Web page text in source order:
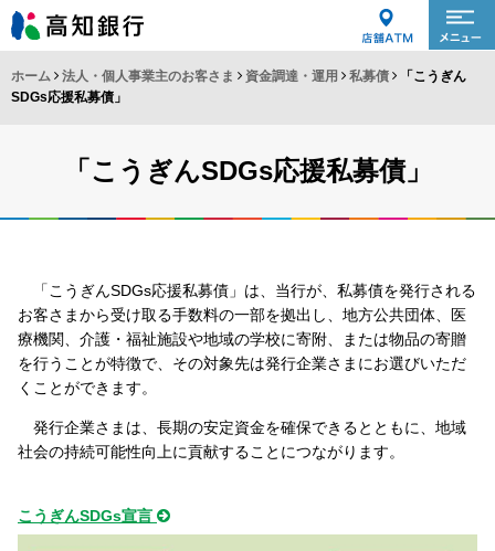
ホーム 法人・個人事業主のお客さま 資金調達・運用 私募債
「こうぎん
SDGs応援私募債」
「こうぎんSDGs応援私募債」
「こうぎんSDGs応援私募債」は、当行が、私募債を発行される
お客さまから受け取る手数料の一部を拠出し、地方公共団体、医
療機関、介護・福祉施設や地域の学校に寄附、または物品の寄贈
を行うことが特徴で、その対象先は発行企業さまにお選びいただ
くことができます。
発行企業さまは、長期の安定資金を確保できるとともに、地域
社会の持続可能性向上に貢献することにつながります。
こうぎんSDGs宣言